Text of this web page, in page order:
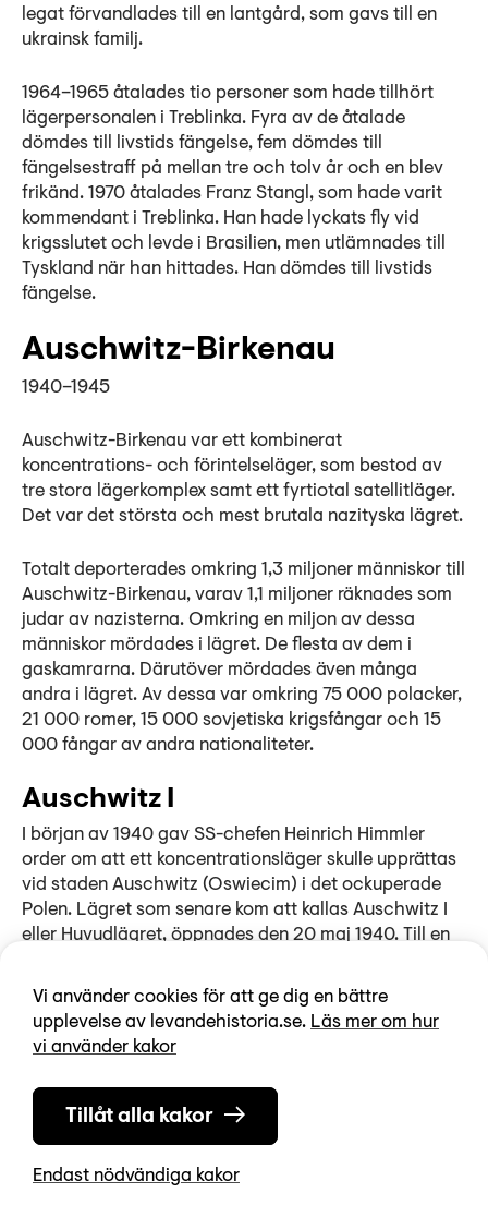
Vi använder cookies för att ge dig en bättre
upplevelse av levandehistoria.se. Läs mer om hur
vi använder kakor
Tillåt alla kakor
Endast nödvändiga kakor
legat förvandlades till en lantgård, som gavs till en
ukrainsk familj.
1964–1965 åtalades tio personer som hade tillhört
lägerpersonalen i Treblinka. Fyra av de åtalade
dömdes till livstids fängelse, fem dömdes till
fängelsestraff på mellan tre och tolv år och en blev
frikänd. 1970 åtalades Franz Stangl, som hade varit
kommendant i Treblinka. Han hade lyckats fly vid
krigsslutet och levde i Brasilien, men utlämnades till
Tyskland när han hittades. Han dömdes till livstids
fängelse.
Auschwitz-Birkenau
1940–1945
Auschwitz-Birkenau var ett kombinerat
koncentrations- och förintelseläger, som bestod av
tre stora lägerkomplex samt ett fyrtiotal satellitläger.
Det var det största och mest brutala nazityska lägret.
Totalt deporterades omkring 1,3 miljoner människor till
Auschwitz-Birkenau, varav 1,1 miljoner räknades som
judar av nazisterna. Omkring en miljon av dessa
människor mördades i lägret. De flesta av dem i
gaskamrarna. Därutöver mördades även många
andra i lägret. Av dessa var omkring 75 000 polacker,
21 000 romer, 15 000 sovjetiska krigsfångar och 15
000 fångar av andra nationaliteter.
Auschwitz I
I början av 1940 gav SS-chefen Heinrich Himmler
order om att ett koncentrationsläger skulle upprättas
vid staden Auschwitz (Oswiecim) i det ockuperade
Polen. Lägret som senare kom att kallas Auschwitz I
eller Huvudlägret, öppnades den 20 maj 1940. Till en
motståndare, men snart sändes fångar från många
europeiska länder och Sovjetunionen dit.
användes för experiment på mindre grupper av
fångar. Här gjordes de första försöken att gasa ihjäl
människor med Zyklon-B. Offren var sovjetiska
krigsfångar.